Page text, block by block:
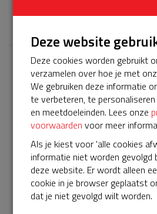
𝕏
Laatste
Bekijk alle
€ 10
Fazal
11-02-2024 |
€ 10
Deze website
Deze cookies worden gebruikt
verzamelen over hoe je met
We gebruiken deze informatie
te verbeteren, te
en meetdoeleinden. Lees onze
voorwaarden voor meer
Als je kiest voor 'alle cookies
informatie niet worden gevolgd
deze website. Er wordt alleen
cookie in je browser geplaatst
dat je niet gevolgd wilt worden.